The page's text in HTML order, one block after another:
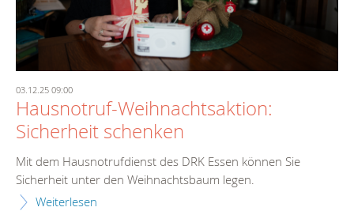
03.12.25 09:00
Hausnotruf-Weihnachtsaktion:
Sicherheit schenken
Mit dem Hausnotrufdienst des DRK Essen können Sie
Sicherheit unter den Weihnachtsbaum legen.
Weiterlesen